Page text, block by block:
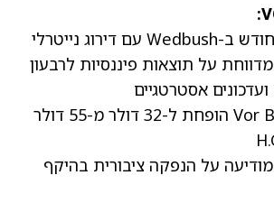
Vor Biopharma מדווחת על תוצאות פיננסיות לרבעון
מחיר היעד של Vor Bio הופחת ל-32 דולר מ-55 דולר
Vor Biopharma מודיעה על הנפקה ציבורית בהיקף